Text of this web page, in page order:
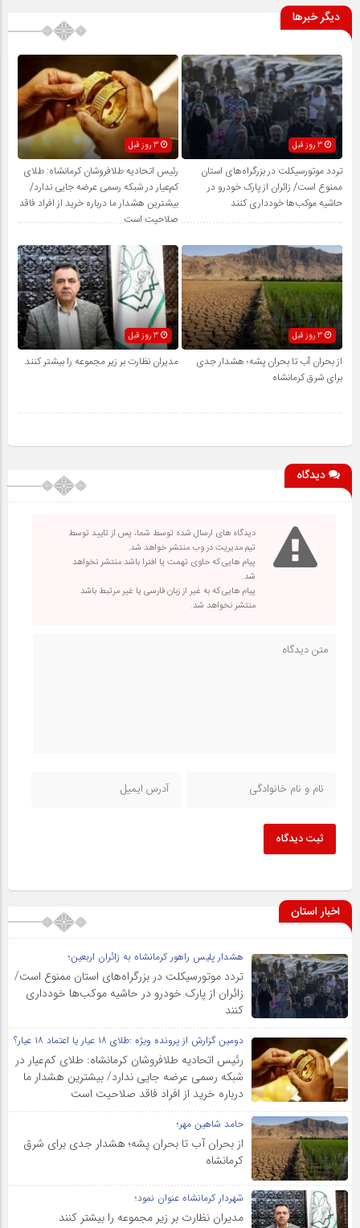
دیگر خبرها
3 روز قبل
تردد موتورسیکلت در بزرگراه‌های استان
ممنوع است/ زائران از پارک خودرو در
حاشیه موکب‌ها خودداری کنند
رئیس اتحادیه طلافروشان کرمانشاه: طلای
کم‌عیار در شبکه رسمی عرضه جایی ندارد/
بیشترین هشدار ما درباره خرید از افراد فاقد
صلاحیت است
3 روز قبل
از بحران آب تا بحران پشه؛ هشدار جدی
برای شرق کرمانشاه
مدیران نظارت بر زیر مجموعه را بیشتر کنند
دیدگاه
دیدگاه های ارسال شده توسط شما، پس از تایید توسط
تیم مدیریت در وب منتشر خواهد شد.
پیام هایی که حاوی تهمت یا افترا باشد منتشر نخواهد
شد.
پیام هایی که به غیر از زبان فارسی یا غیر مرتبط باشد
منتشر نخواهد شد.
ثبت دیدگاه
اخبار استان
هشدار پلیس راهور کرمانشاه به زائران اربعین؛
تردد موتورسیکلت در بزرگراه‌های استان ممنوع است/
زائران از پارک خودرو در حاشیه موکب‌ها خودداری
کنند
دومین گزارش از پرونده ویژه :طلای ۱۸ عیار یا اعتماد ۱۸ عیار؟
رئیس اتحادیه طلافروشان کرمانشاه: طلای کم‌عیار در
شبکه رسمی عرضه جایی ندارد/ بیشترین هشدار ما
درباره خرید از افراد فاقد صلاحیت است
حامد شاهین مهر؛
از بحران آب تا بحران پشه؛ هشدار جدی برای شرق
کرمانشاه
شهردار کرمانشاه عنوان نمود؛
مدیران نظارت بر زیر مجموعه را بیشتر کنند